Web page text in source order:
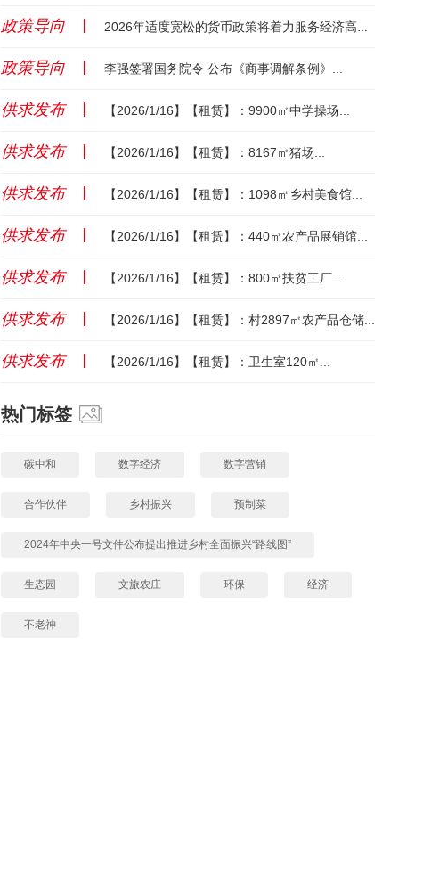
政策导向 2026年适度宽松的货币政策将着力服务经济高质量发展...
政策导向 李强签署国务院令 公布《商事调解条例》...
供求发布 【2026/1/16】【租赁】：9900㎡中学操场...
供求发布 【2026/1/16】【租赁】：8167㎡猪场...
供求发布 【2026/1/16】【租赁】：1098㎡乡村美食馆...
供求发布 【2026/1/16】【租赁】：440㎡农产品展销馆...
供求发布 【2026/1/16】【租赁】：800㎡扶贫工厂...
供求发布 【2026/1/16】【租赁】：村2897㎡农产品仓储...
供求发布 【2026/1/16】【租赁】：卫生室120㎡...
热门标签
碳中和 数字经济 数字营销
合作伙伴 乡村振兴 预制菜
2024年中央一号文件公布提出推进乡村全面振兴“路线图”
生态园 文旅农庄 环保 经济
不老神